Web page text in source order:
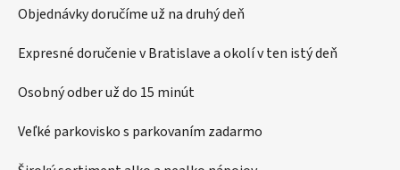
Objednávky doručíme už na druhý deň
Expresné doručenie v Bratislave a okolí v ten istý deň
Osobný odber už do 15 minút
Veľké parkovisko s parkovaním zadarmo